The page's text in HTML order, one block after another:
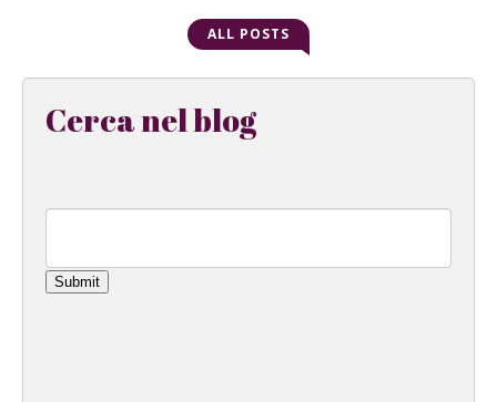
ALL POSTS
Cerca nel blog
Submit